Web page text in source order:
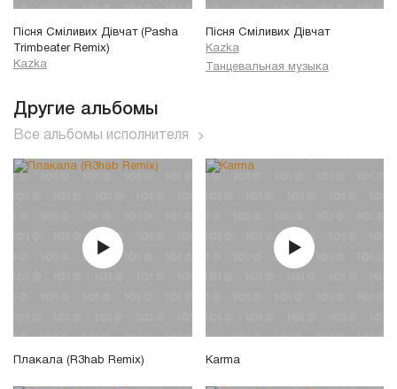
Пісня Сміливих Дівчат (Pasha
Trimbeater Remix)
Kazka
Пісня Сміливих Дівчат
Kazka
Танцевальная музыка
Другие альбомы
Все альбомы исполнителя
Плакала (R3hab Remix) Karma